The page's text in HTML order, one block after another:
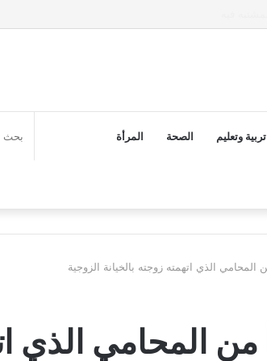
تربية وتعليم الصحة المرأة
المحامي الذي اتهمته زوجته بالخيانة الزوجية
من المحامي الذي